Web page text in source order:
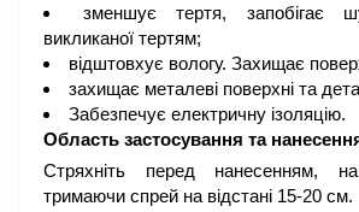
зменшує тертя, запобігає
викликаної тертям;
відштовхує вологу. Захищає
захищає металеві поверхні та
Забезпечує електричну ізоляцію.
Область застосування та
Стряхніть перед нанесенням,
тримаючи спрей на відстані 15-20 см.